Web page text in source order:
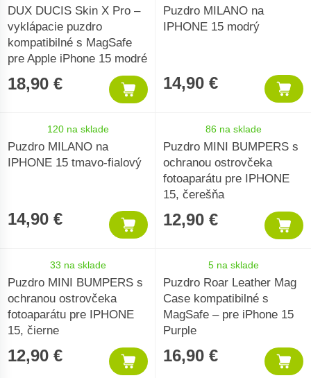
DUX DUCIS Skin X Pro –
vyklápacie puzdro
kompatibilné s MagSafe
pre Apple iPhone 15 modré
18,90 €
Puzdro MILANO na
IPHONE 15 modrý
14,90 €
120 na sklade
Puzdro MILANO na
IPHONE 15 tmavo-fialový
14,90 €
86 na sklade
Puzdro MINI BUMPERS s
ochranou ostrovčeka
fotoaparátu pre IPHONE
15, čerešňa
12,90 €
33 na sklade
Puzdro MINI BUMPERS s
ochranou ostrovčeka
fotoaparátu pre IPHONE
15, čierne
12,90 €
5 na sklade
Puzdro Roar Leather Mag
Case kompatibilné s
MagSafe – pre iPhone 15
Purple
16,90 €